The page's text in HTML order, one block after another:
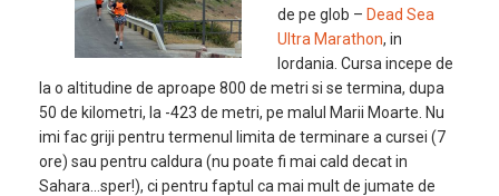
de pe glob – Dead Sea
Ultra Marathon, in
Iordania. Cursa incepe de
la o altitudine de aproape 800 de metri si se termina, dupa
50 de kilometri, la -423 de metri, pe malul Marii Moarte. Nu
imi fac griji pentru termenul limita de terminare a cursei (7
ore) sau pentru caldura (nu poate fi mai cald decat in
Sahara…sper!), ci pentru faptul ca mai mult de jumate de